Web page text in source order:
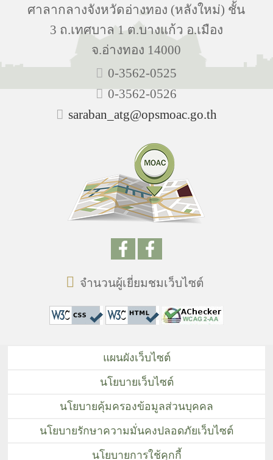
ศาลากลางจังหวัดอ่างทอง (หลังใหม่) ชั้น
3 ถ.เทศบาล 1 ต.บางแก้ว อ.เมือง
จ.อ่างทอง 14000
0-3562-0525
0-3562-0526
saraban_atg@opsmoac.go.th
จำนวนผู้เยี่ยมชมเว็บไซต์
แผนผังเว็บไซต์
นโยบายเว็บไซต์
นโยบายคุ้มครองข้อมูลส่วนบุคคล
นโยบายรักษาความมั่นคงปลอดภัยเว็บไซต์
นโยบายการใช้คุกกี้